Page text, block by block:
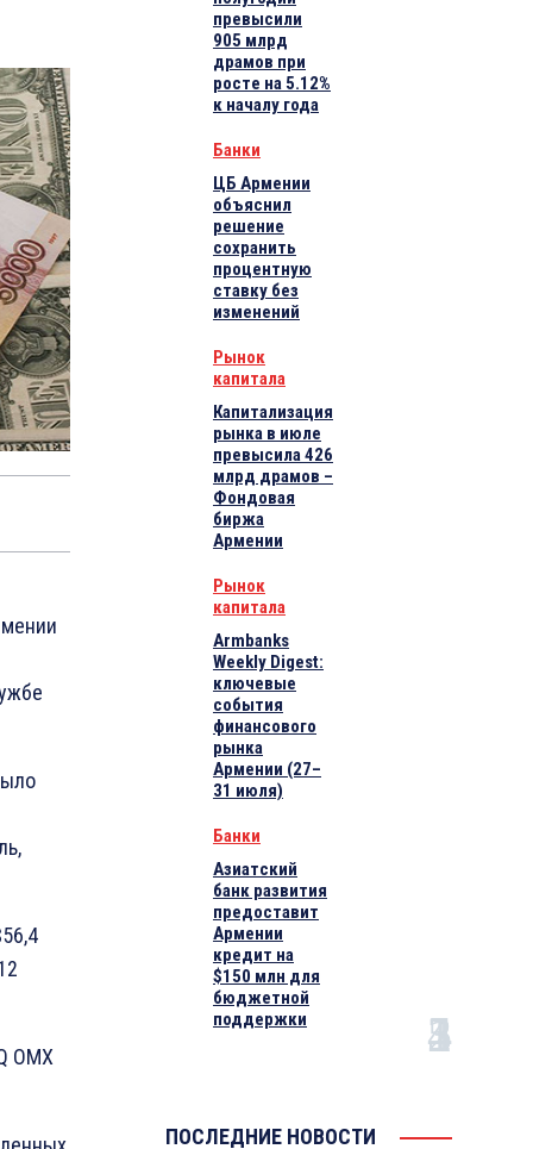
OMX
превысили
905 млрд
драмов при
росте на 5.12%
к началу года
Банки
ЦБ Армении
объяснил
решение
сохранить
процентную
ставку без
изменений
Рынок
капитала
Капитализация
рынка в июле
превысила 426
млрд драмов –
Фондовая
биржа
Армении
Рынок
капитала
Armbanks
Weekly Digest:
ключевые
события
финансового
рынка
Армении (27–
31 июля)
Банки
Азиатский
банк развития
предоставит
Армении
кредит на
$150 млн для
бюджетной
поддержки
ПОСЛЕДНИЕ НОВОСТИ